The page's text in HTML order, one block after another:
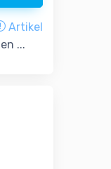
Artikel
...